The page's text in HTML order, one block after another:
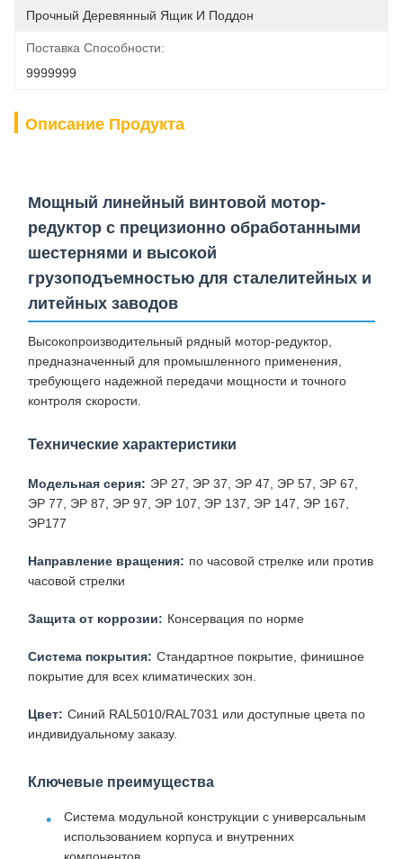
Прочный Деревянный Ящик И Поддон
Поставка Способности:
9999999
Описание Продукта
Мощный линейный винтовой мотор-
редуктор с прецизионно обработанными
шестернями и высокой
грузоподъемностью для сталелитейных и
литейных заводов
Высокопроизводительный рядный мотор-редуктор,
предназначенный для промышленного применения,
требующего надежной передачи мощности и точного
контроля скорости.
Технические характеристики
Модельная серия: ЭР 27, ЭР 37, ЭР 47, ЭР 57, ЭР 67,
ЭР 77, ЭР 87, ЭР 97, ЭР 107, ЭР 137, ЭР 147, ЭР 167,
ЭР177
Направление вращения: по часовой стрелке или против
часовой стрелки
Защита от коррозии: Консервация по норме
Система покрытия: Стандартное покрытие, финишное
покрытие для всех климатических зон.
Цвет: Синий RAL5010/RAL7031 или доступные цвета по
индивидуальному заказу.
Ключевые преимущества
Система модульной конструкции с универсальным
использованием корпуса и внутренних